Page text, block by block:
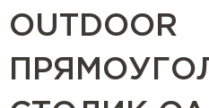
OUTDOOR